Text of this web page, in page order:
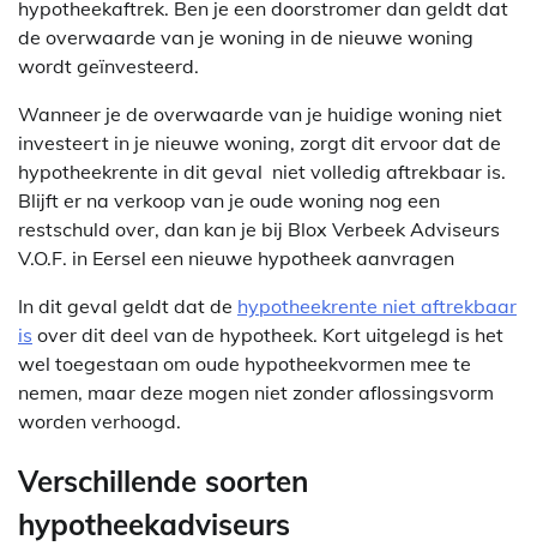
hypotheekaftrek. Ben je een doorstromer dan geldt dat
de overwaarde van je woning in de nieuwe woning
wordt geïnvesteerd.
Wanneer je de overwaarde van je huidige woning niet
investeert in je nieuwe woning, zorgt dit ervoor dat de
hypotheekrente in dit geval niet volledig aftrekbaar is.
Blijft er na verkoop van je oude woning nog een
restschuld over, dan kan je bij Blox Verbeek Adviseurs
V.O.F. in Eersel een nieuwe hypotheek aanvragen
In dit geval geldt dat de hypotheekrente niet aftrekbaar
is over dit deel van de hypotheek. Kort uitgelegd is het
wel toegestaan om oude hypotheekvormen mee te
nemen, maar deze mogen niet zonder aflossingsvorm
worden verhoogd.
Verschillende soorten
hypotheekadviseurs